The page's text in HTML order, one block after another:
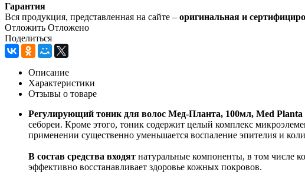
Гарантия
Вся продукция, представленная на сайте – оригинальная и
Отложить Отложено
Поделиться
Описание
Характеристики
Отзывы о товаре
Регулирующий тоник для волос Мед-Планта, 100мл, Med Planta
себореи. Кроме этого, тоник содержит целый комплекс
применении существенно уменьшается воспаление эпителия и
В состав средства входят натуральные компоненты, в том числе
эффективно восстанавливает здоровье кожных покровов.